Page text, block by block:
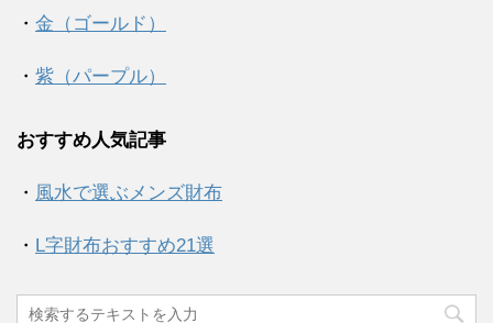
・ 金（ゴールド）
・ 紫（パープル）
おすすめ人気記事
・ 風水で選ぶメンズ財布
・ L字財布おすすめ21選